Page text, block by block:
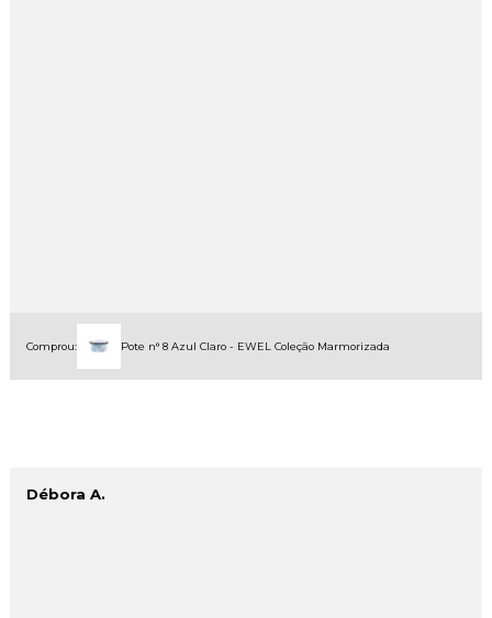
Comprou: Pote n° 8 Azul Claro - EWEL Coleção Marmorizada
Débora A.